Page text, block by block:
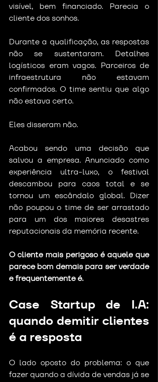
visível, bem financiado. Parecia o
cliente dos sonhos.
Durante a qualificação, as respostas
não se sustentaram. Detalhes
logísticos eram vagos. Parceiros de
infraestrutura não estavam
confirmados. O time sentiu que algo
não estava certo.
Eles disseram não.
Acabou sendo uma decisão que
salvou a empresa. Anunciado como
experiência ultra-luxo, o festival
descambou para caos total e se
tornou um escândalo global. Dizer
não poupou o time de ser arrastado
para um dos maiores desastres
reputacionais da memória recente.
O cliente mais perigoso é aquele que
parece bom demais para ser verdade
e frequentemente é.
Case Startup de I.A:
quando demitir clientes
é a resposta
O lado oposto do problema: o que
fazer quando a dívida de vendas já se